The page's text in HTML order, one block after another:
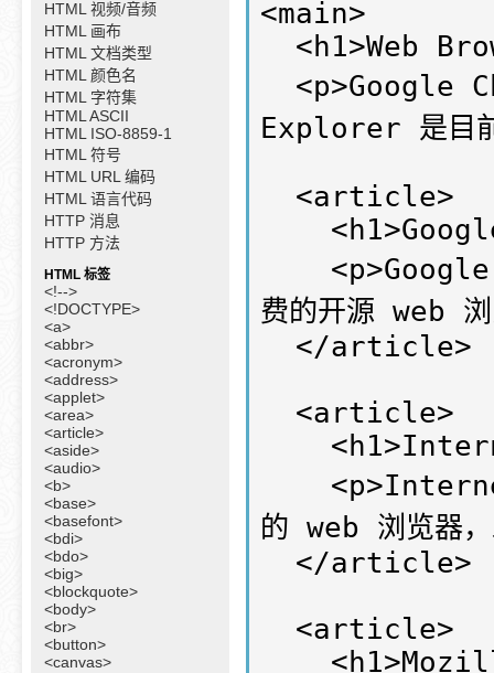
HTML 视频/音频
HTML 画布
HTML 文档类型
HTML 颜色名
HTML 字符集
HTML ASCII
HTML ISO-8859-1
HTML 符号
HTML URL 编码
HTML 语言代码
HTTP 消息
HTTP 方法
HTML 标签
<!-->
<!DOCTYPE>
<a>
<abbr>
<acronym>
<address>
<applet>
<area>
<article>
<aside>
<audio>
<b>
<base>
<basefont>
<bdi>
<bdo>
<big>
<blockquote>
<body>
<br>
<button>
<canvas>
<main>
Explorer 是目
费的开源 web
的 web 浏览器